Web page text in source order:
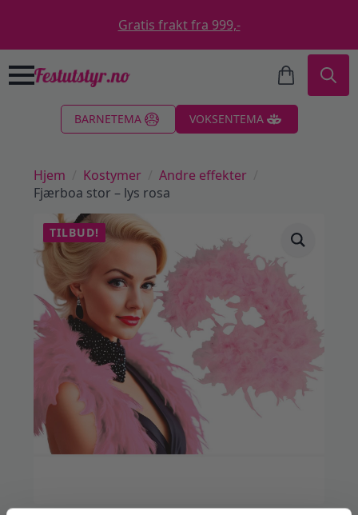
Gratis frakt fra 999,-
BARNETEMA VOKSENTEMA
Hjem Kostymer
Andre effekter
Fjærboa stor – lys rosa
TILBUD!